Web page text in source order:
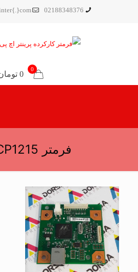
02188348376
0
0 تومان
فرمتر HP CP1215